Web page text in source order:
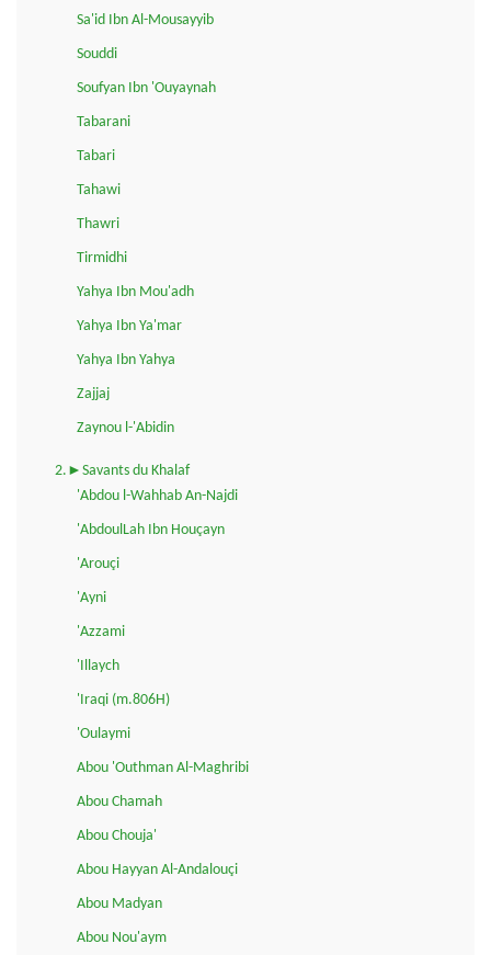
Sa'id Ibn Al-Mousayyib
Souddi
Soufyan Ibn 'Ouyaynah
Tabarani
Tabari
Tahawi
Thawri
Tirmidhi
Yahya Ibn Mou'adh
Yahya Ibn Ya'mar
Yahya Ibn Yahya
Zajjaj
Zaynou l-'Abidin
2.►Savants du Khalaf
'Abdou l-Wahhab An-Najdi
'AbdoulLah Ibn Houçayn
'Arouçi
'Ayni
'Azzami
'Illaych
'Iraqi (m.806H)
'Oulaymi
Abou 'Outhman Al-Maghribi
Abou Chamah
Abou Chouja'
Abou Hayyan Al-Andalouçi
Abou Madyan
Abou Nou'aym